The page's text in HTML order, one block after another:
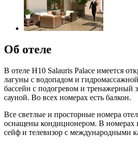
Об отеле
В отеле H10 Salauris Palace имеется
лагуны с водопадом и
бассейн с подогревом и тренажерный
сауной. Во всех номерах есть балкон.
Все светлые и просторные номера
оснащены кондиционером. В номерах
сейф и телевизор с международными